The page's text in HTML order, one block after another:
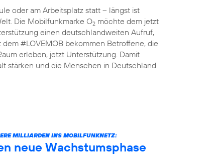
oder am Arbeitsplatz statt – längst ist
Die Mobilfunkmarke O2 möchte dem jetzt
einen deutschlandweiten Aufruf,
#LOVEMOB bekommen Betroffene, die
erleben, jetzt Unterstützung. Damit
stärken und die Menschen in Deutschland
MILLIARDEN INS MOBILFUNKNETZ:
neue Wachstumsphase